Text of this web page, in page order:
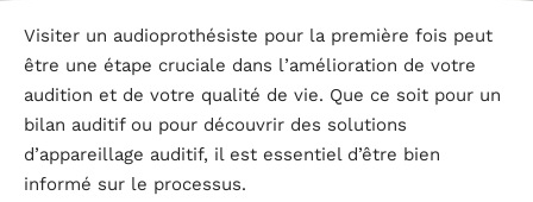
Visiter un audioprothésiste pour la première fois peut
être une étape cruciale dans l’amélioration de votre
audition et de votre qualité de vie. Que ce soit pour un
bilan auditif ou pour découvrir des solutions
d’appareillage auditif, il est essentiel d’être bien
informé sur le processus.